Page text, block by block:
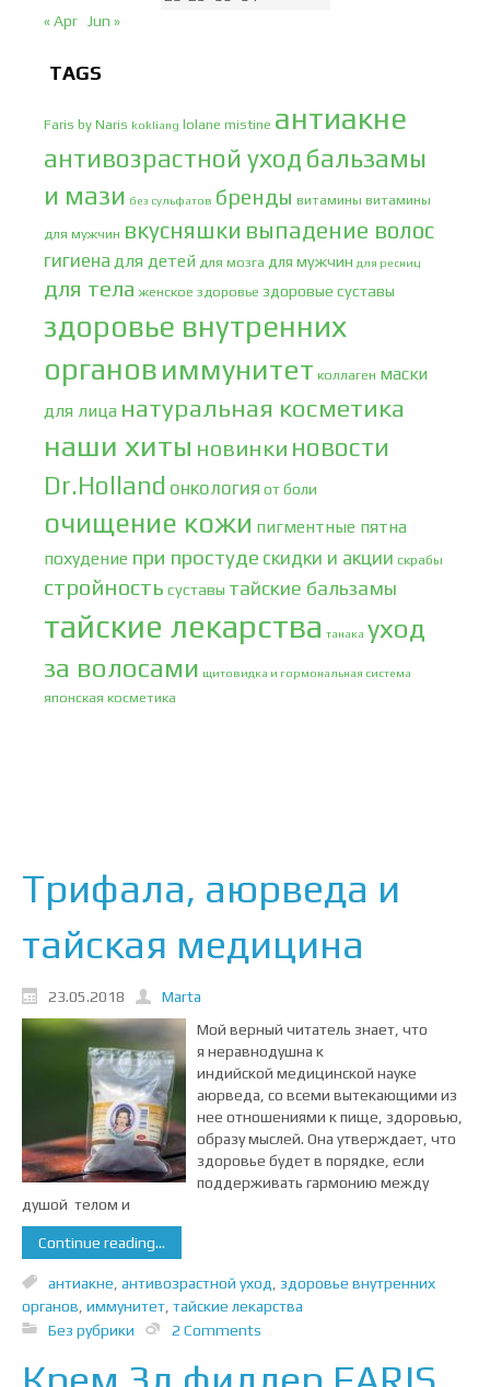
« Apr
Jun »
TAGS
Faris by Naris kokliang lolane mistine антиакне
антивозрастной уход бальзамы
и мази без сульфатов бренды витамины витамины
для мужчин вкусняшки выпадение волос
гигиена для детей для мозга для мужчин для ресниц
для тела женское здоровье здоровые суставы
здоровье внутренних
органовиммунитет коллаген маски
для лица натуральная косметика
наши хиты новинки новости
Dr.Holland онкология от боли
очищение кожи пигментные пятна
похудение при простуде скидки и акции скрабы
стройность суставы тайские бальзамы
тайские лекарства танака уход
за волосами щитовидка и гормональная система
японская косметика
Трифала, аюрведа и
тайская медицина
23.05.2018
Marta
Мой верный читатель знает, что
я неравнодушна к
индийской медицинской науке
аюрведа, со всеми вытекающими из
нее отношениями к пище, здоровью,
образу мыслей. Она утверждает, что
здоровье будет в порядке, если
поддерживать гармонию между
душой телом и
Continue reading...
антиакне антивозрастной уход
здоровье внутренних
органов иммунитет тайские лекарства
Без рубрики
2 Comments